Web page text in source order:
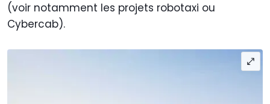
(voir notamment les projets robotaxi ou
Cybercab).